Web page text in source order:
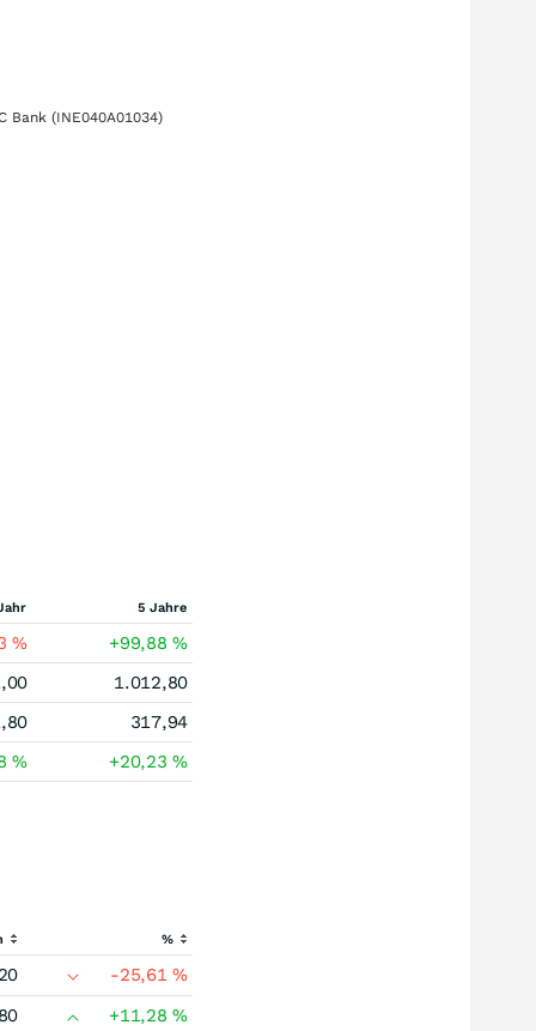
Bank (INE040A01034)
5 Jahre
% +99,88%
1.012,80
317,94
% +20,23%
%
-25,61%
+11,28%